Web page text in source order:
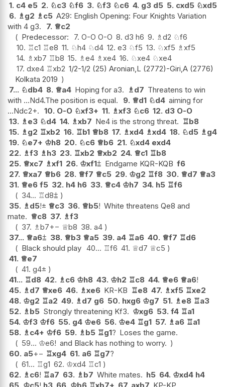
1. c4 e5 2. ♘c3 ♘f6 3. ♘f3 ♘c6 4. g3 d5 5. cxd5 ♘xd5
6. ♗g2 ♗c5 A29: English Opening: Four Knights Variation
with 4 g3.
7. ♕c2
Predecessor:
7. O-O O-O 8. d3 h6 9. ♗d2 ♘f6
10. ♖c1 ♖e8 11. ♘h4 ♘d4 12. e3 ♘f5 13. ♘xf5 ♗xf5
14. ♗xb7 ♖b8 15. ♗e4 ♗xe4 16. ♘xe4 ♘xe4
17. dxe4 ♖xb2 1/2-1/2 (25) Aronian,L (2772)-Giri,A (2776)
Kolkata 2019
7... ♘db4 8. ♕a4 Hoping for a3. ♗d7 Threatens to win
with ...Nd4.The position is equal.
9. ♕d1 ♘d4 aiming for
...Ndc2+. 10. O-O ♘xf3+ 11. ♗xf3 ♘c6 12. d3 O-O
13. ♗e3 ♘d4 14. ♗xb7 Ne4 is the strong threat. ♖b8
15. ♗g2 ♖xb2 16. ♖b1 ♕b8 17. ♗xd4 ♗xd4 18. ♘d5 ♗g4
19. ♘e7+ ♔h8 20. ♘c6 ♕b6 21. ♘xd4 exd4
22. ♗f3 ♗h3 23. ♖xb2 ♕xb2 24. ♕c1 ♖b8
25. ♕xc7 ♗xf1 26. ♔xf1⩲ Endgame KQR-KQB f6
27. ♕xa7 ♕b6 28. ♕f7 ♕c5 29. ♔g2 ♖f8 30. ♕d7 ♕a3
31. ♕e6 f5 32. h4 h6 33. ♕c4 ♔h7 34. h5 ♖f6
34... ♖d8⩲
35. ♗d5!± ♕c3 36. ♕b5! White threatens Qe8 and
mate. ♕c8 37. ♗f3
37. ♗b7+− ♕b8 38. a4
37... ♕a6⩲ 38. ♕b3 ♕a5 39. a4 ♖a6 40. ♕f7 ♖d6
Black should play 40... ♖f6 41. ♕d7 ♕c5
41. ♕e7
41. g4±
41... ♖d8 42. ♗c6 ♔h8 43. ♔h2 ♖c8 44. ♕e6 ♕a6!
45. ♗d7 ♕xe6 46. ♗xe6 KR-KB ♖e8 47. ♗xf5 ♖xe2
48. ♔g2 ♖a2 49. ♗d7 g6 50. hxg6 ♔g7 51. ♗e8 ♖a3
52. ♗b5 Strongly threatening Kf3. ♔xg6 53. f4 ♖a1
54. ♔f3 ♔f6 55. g4 ♔e6 56. ♔e4 ♖g1 57. ♗a6 ♖a1
58. ♗c4+ ♔f6 59. ♗b5 ♖g1? Loses the game.
59... ♔e6! and Black has nothing to worry.
60. a5+− ♖xg4 61. a6 ♖g7?
61... ♖g1 62. ♔xd4 ♖c1
62. ♗c6! ♖a7 63. ♗b7 White mates. h5 64. ♔xd4 h4